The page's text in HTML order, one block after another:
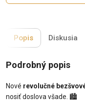
Popis Diskusia
Podrobný popis
Nové revolučné
nosiť doslova všade. 🏙️